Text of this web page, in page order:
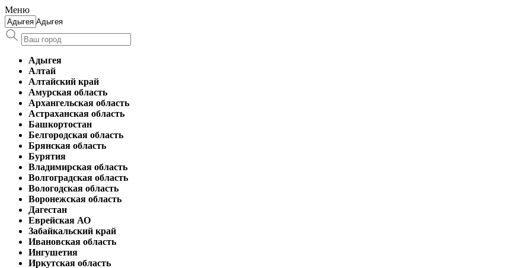
Меню
Адыгея
Адыгея
Алтай
Алтайский край
Амурская область
Архангельская область
Астраханская область
Башкортостан
Белгородская область
Брянская область
Бурятия
Владимирская область
Волгоградская область
Вологодская область
Воронежская область
Дагестан
Еврейская АО
Забайкальский край
Ивановская область
Ингушетия
Иркутская область